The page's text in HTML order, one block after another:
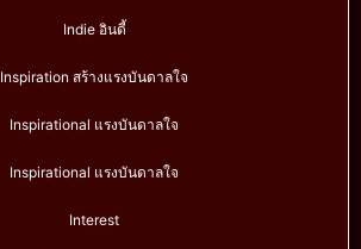
Indie อินดี้
Inspiration สร้างแรงบันดาลใจ
Inspirational แรงบันดาลใจ
Inspirational แรงบันดาลใจ
Interest